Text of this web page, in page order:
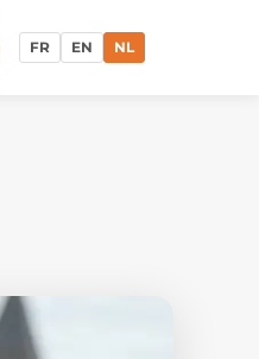
FR EN NL